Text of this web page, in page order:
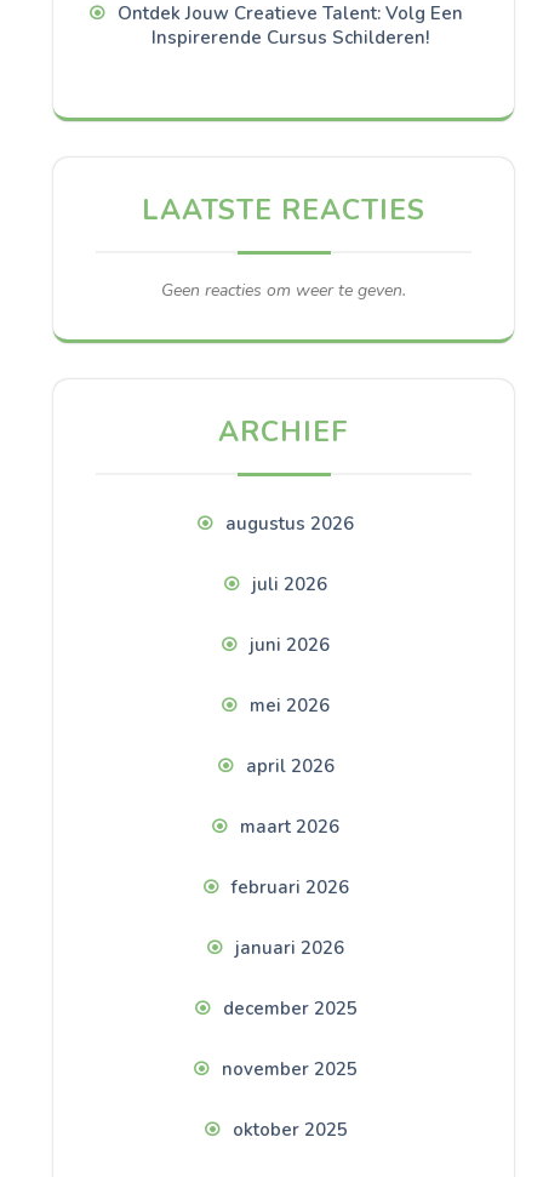
Ontdek Jouw Creatieve Talent: Volg Een
Inspirerende Cursus Schilderen!
LAATSTE REACTIES
Geen reacties om weer te geven.
ARCHIEF
augustus 2026
juli 2026
juni 2026
mei 2026
april 2026
maart 2026
februari 2026
januari 2026
december 2025
november 2025
oktober 2025